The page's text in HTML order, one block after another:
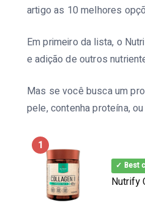
artigo as 10 melhores
Em primeiro da lista, o
e adição de outros
Mas se você busca um
pele, contenha proteína,
1
✓ Best
Nutrify